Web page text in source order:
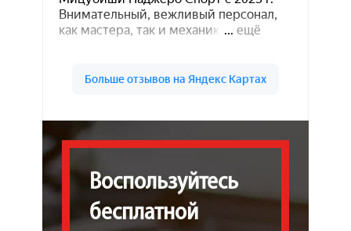
Воспользуйтесь
бесплатной